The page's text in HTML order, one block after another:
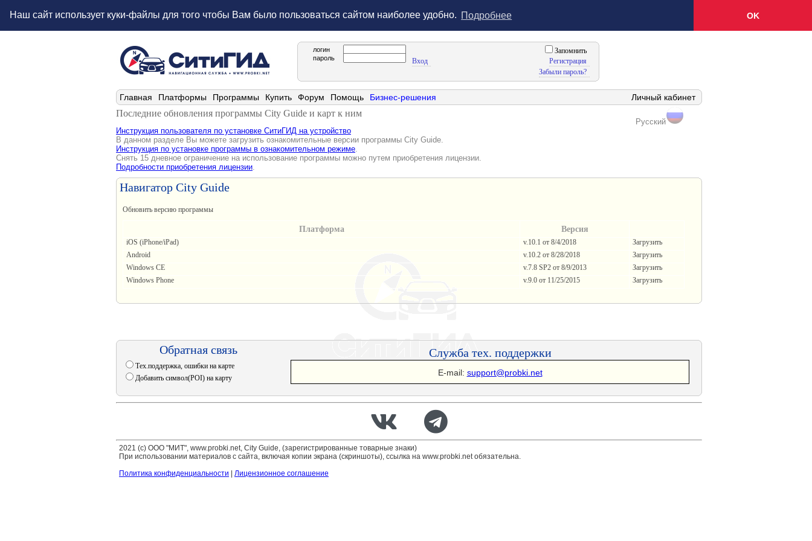
Наш сайт использует куки-файлы для того чтобы Вам было пользоваться сайтом наиболее удобно. Подробнее OK
логин
пароль
Вход
Запомнить
Регистрация
Забыли пароль?
Главная Платформы Программы Купить Форум Помощь Бизнес-решения Личный кабинет
Последние обновления программы City Guide и карт к ним
Русский
Инструкция пользователя по установке СитиГИД на устройство
В данном разделе Вы можете загрузить ознакомительные версии программы City Guide.
Инструкция по установке программы в ознакомительном режиме.
Снять 15 дневное ограничение на использование программы можно путем приобретения лицензии.
Подробности приобретения лицензии.
Навигатор City Guide
Обновить версию программы
Платформа Версия
iOS (iPhone/iPad) v.10.1 от 8/4/2018
Загрузить
Android
v.10.2 от 8/28/2018
Загрузить
Windows CE
v.7.8 SP2 от 8/9/2013
Загрузить
Windows Phone
v.9.0 от 11/25/2015 Загрузить
Обратная связь
Тех.поддержка, ошибки на карте
Добавить символ(POI) на карту
Служба тех. поддержки
E-mail: support@probki.net
2021 (c) ООО "МИТ", www.probki.net, City Guide, (зарегистрированные товарные знаки)
При использовании материалов с сайта, включая копии экрана (скриншоты), ссылка на www.probki.net обязательна.
Политика конфиденциальности
Лицензионное соглашение